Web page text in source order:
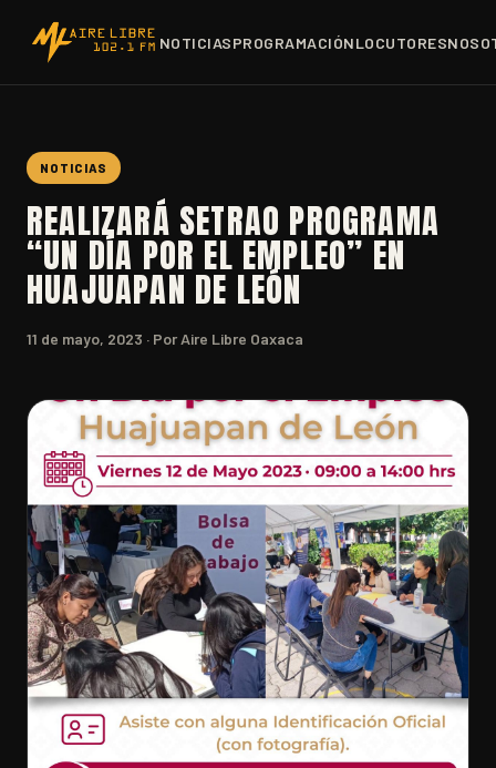
NOTICIASPROGRAMACIÓNLOCUTORES
NOTICIAS
REALIZARÁ SETRAO PROGRAMA
“UN DÍA POR EL EMPLEO” EN
HUAJUAPAN DE LEÓN
11 de mayo, 2023 · Por Aire Libre Oaxaca